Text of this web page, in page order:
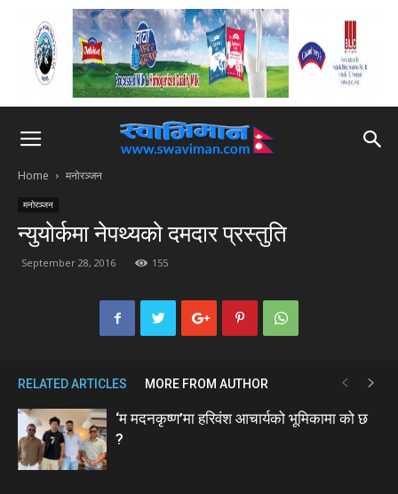
Home मनोरञ्जन
मनोरञ्जन
न्युयोर्कमा नेपथ्यको दमदार प्रस्तुति
September 28, 2016 155
RELATED ARTICLES MORE FROM AUTHOR
‘म मदनकृष्ण’मा हरिवंश आचार्यको भूमिकामा को छ
?